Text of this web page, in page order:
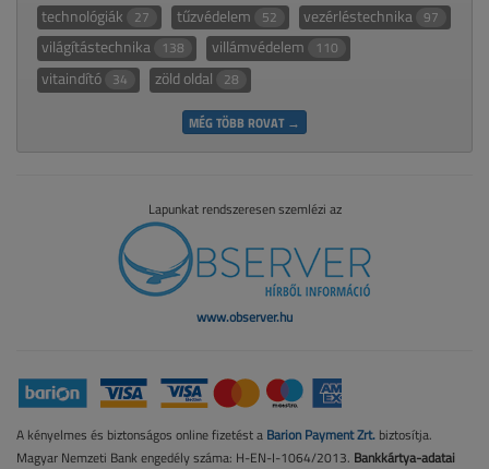
technológiák 27 tűzvédelem 52 vezérléstechnika 97
világítástechnika 138 villámvédelem 110
vitaindító 34 zöld oldal 28
MÉG TÖBB ROVAT →
Lapunkat rendszeresen szemlézi az
www.observer.hu
A kényelmes és biztonságos online fizetést a Barion Payment Zrt. biztosítja.
Magyar Nemzeti Bank engedély száma: H-EN-I-1064/2013. Bankkártya-adatai